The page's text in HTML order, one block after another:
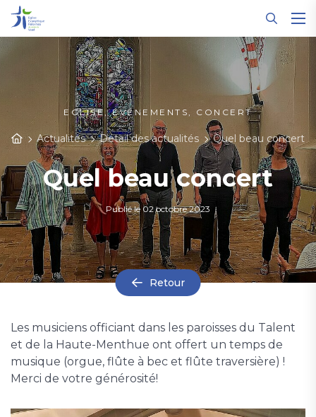
EGLISE, ÉVÉNEMENTS, CONCERT
Actualités Détail des actualités Quel beau concert
Quel beau concert
Publié le 02 octobre 2023
Retour
Les musiciens officiant dans les paroisses du Talent
et de la Haute-Menthue ont offert un temps de
musique (orgue, flûte à bec et flûte traversière) !
Merci de votre générosité!
Panneau de gestion des cookies